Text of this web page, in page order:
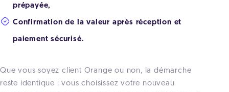
prépayée,
Confirmation de la valeur après réception et
paiement sécurisé.
Que vous soyez client Orange ou non, la démarche
reste identique : vous choisissez votre nouveau